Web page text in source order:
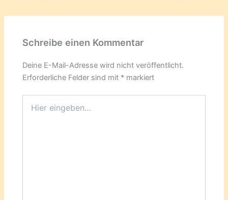
Schreibe einen Kommentar
Deine E-Mail-Adresse wird nicht veröffentlicht.
Erforderliche Felder sind mit * markiert
eingeben…